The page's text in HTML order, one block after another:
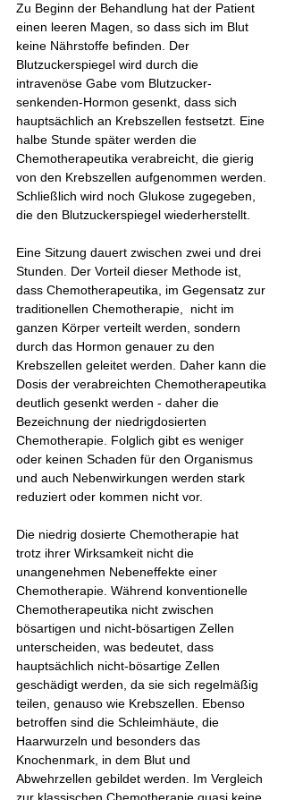
Zu Beginn der Behandlung hat der Patient
einen leeren Magen, so dass sich im Blut
keine Nährstoffe befinden. Der
Blutzuckerspiegel wird durch die
intravenöse Gabe vom Blutzucker-
senkenden-Hormon gesenkt, dass sich
hauptsächlich an Krebszellen festsetzt. Eine
halbe Stunde später werden die
Chemotherapeutika verabreicht, die gierig
von den Krebszellen aufgenommen werden.
Schließlich wird noch Glukose zugegeben,
die den Blutzuckerspiegel wiederherstellt.
Eine Sitzung dauert zwischen zwei und drei
Stunden. Der Vorteil dieser Methode ist,
dass Chemotherapeutika, im Gegensatz zur
traditionellen Chemotherapie,  nicht im
ganzen Körper verteilt werden, sondern
durch das Hormon genauer zu den
Krebszellen geleitet werden. Daher kann die
Dosis der verabreichten Chemotherapeutika
deutlich gesenkt werden - daher die
Bezeichnung der niedrigdosierten
Chemotherapie. Folglich gibt es weniger
oder keinen Schaden für den Organismus
und auch Nebenwirkungen werden stark
reduziert oder kommen nicht vor.​
Die niedrig dosierte Chemotherapie hat
trotz ihrer Wirksamkeit nicht die
unangenehmen Nebeneffekte einer
Chemotherapie. Während konventionelle
Chemotherapeutika nicht zwischen
bösartigen und nicht-bösartigen Zellen
unterscheiden, was bedeutet, dass
hauptsächlich nicht-bösartige Zellen
geschädigt werden, da sie sich regelmäßig
teilen, genauso wie Krebszellen. Ebenso
betroffen sind die Schleimhäute, die
Haarwurzeln und besonders das
Knochenmark, in dem Blut und
Abwehrzellen gebildet werden. Im Vergleich